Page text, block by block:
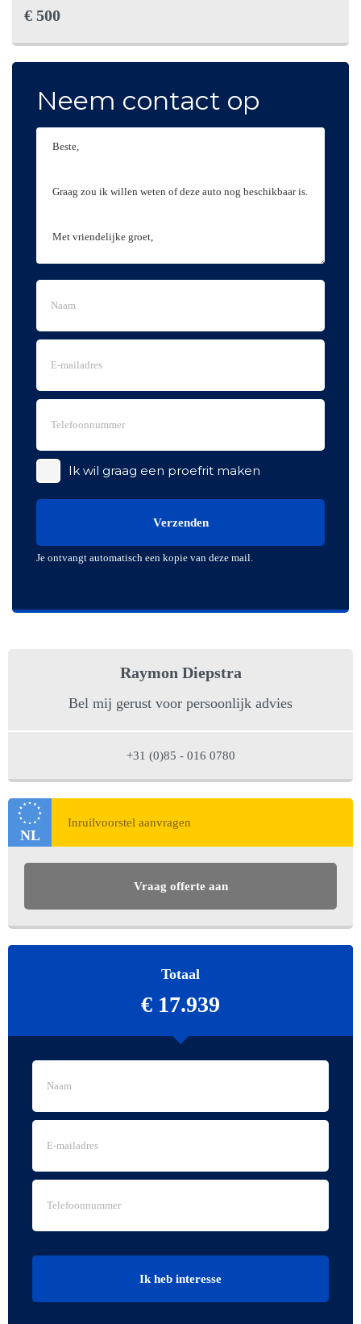
Multimedia-voorbereiding Radio
telefoonvoorbereiding
€ 500
Neem contact op
Ik wil graag een proefrit maken
Verzenden
Je ontvangt automatisch een kopie van deze mail.
Raymon Diepstra
Bel mij gerust voor persoonlijk advies
+31 (0)85 - 016 0780
NL
Vraag offerte aan
Totaal
€ 17.939
Ik heb interesse